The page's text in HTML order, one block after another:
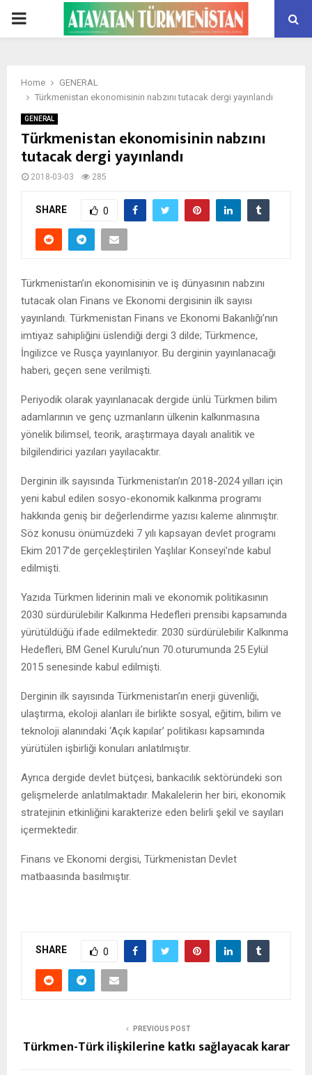
PRIMARY
Home
GENERAL
Türkmenistan ekonomisinin nabzını tutacak dergi yayınlandı
GENERAL
Türkmenistan ekonomisinin nabzını
tutacak dergi yayınlandı
2018-03-03 285
SHARE 0
Türkmenistan’ın ekonomisinin ve iş dünyasının nabzını
tutacak olan Finans ve Ekonomi dergisinin ilk sayısı
yayınlandı. Türkmenistan Finans ve Ekonomi Bakanlığı’nın
imtiyaz sahipliğini üslendiği dergi 3 dilde; Türkmence,
İngilizce ve Rusça yayınlanıyor. Bu derginin yayınlanacağı
haberi, geçen sene verilmişti.
Periyodik olarak yayınlanacak dergide ünlü Türkmen bilim
adamlarının ve genç uzmanların ülkenin kalkınmasına
yönelik bilimsel, teorik, araştırmaya dayalı analitik ve
bilgilendirici yazıları yayılacaktır.
Derginin ilk sayısında Türkmenistan’ın 2018-2024 yılları için
yeni kabul edilen sosyo-ekonomik kalkınma programı
hakkında geniş bir değerlendirme yazısı kaleme alınmıştır.
Söz konusu önümüzdeki 7 yılı kapsayan devlet programı
Ekim 2017’de gerçekleştirilen Yaşlılar Konseyi’nde kabul
edilmişti.
Yazıda Türkmen liderinin mali ve ekonomik politikasının
2030 sürdürülebilir Kalkınma Hedefleri prensibi kapsamında
yürütüldüğü ifade edilmektedir. 2030 sürdürülebilir Kalkınma
Hedefleri, BM Genel Kurulu’nun 70.oturumunda 25 Eylül
2015 senesinde kabul edilmişti.
Derginin ilk sayısında Türkmenistan’ın enerji güvenliği,
ulaştırma, ekoloji alanları ile birlikte sosyal, eğitim, bilim ve
teknoloji alanındaki ‘Açık kapılar’ politikası kapsamında
yürütülen işbirliği konuları anlatılmıştır.
Ayrıca dergide devlet bütçesi, bankacılık sektöründeki son
gelişmelerde anlatılmaktadır. Makalelerin her biri, ekonomik
stratejinin etkinliğini karakterize eden belirli şekil ve sayıları
içermektedir.
Finans ve Ekonomi dergisi, Türkmenistan Devlet
matbaasında basılmıştır.
SHARE 0
PREVIOUS POST
Türkmen-Türk ilişkilerine katkı sağlayacak karar